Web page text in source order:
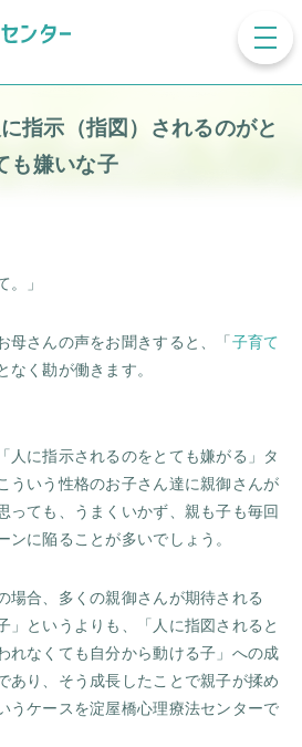
指示（指図）されるのがと
も嫌いな子
。」
母さんの声をお聞きすると、「子育て
なく勘が働きます。
人に指示されるのをとても嫌がる」タ
ういう性格のお子さん達に親御さんが
っても、うまくいかず、親も子も毎回
ンに陥ることが多いでしょう。
場合、多くの親御さんが期待される
」というよりも、「人に指図されると
れなくても自分から動ける子」への成
あり、そう成長したことで親子が揉め
うケースを淀屋橋心理療法センターで